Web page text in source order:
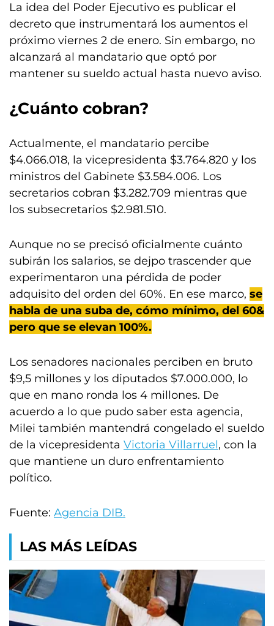
La idea del Poder Ejecutivo es publicar el
decreto que instrumentará los aumentos el
próximo viernes 2 de enero. Sin embargo, no
alcanzará al mandatario que optó por
mantener su sueldo actual hasta nuevo aviso.
¿Cuánto cobran?
Actualmente, el mandatario percibe
$4.066.018, la vicepresidenta $3.764.820 y los
ministros del Gabinete $3.584.006. Los
secretarios cobran $3.282.709 mientras que
los subsecretarios $2.981.510.
Aunque no se precisó oficialmente cuánto
subirán los salarios, se dejpo trascender que
experimentaron una pérdida de poder
adquisito del orden del 60%. En ese marco, se
habla de una suba de, cómo mínimo, del 60&
pero que se elevan 100%.
Los senadores nacionales perciben en bruto
$9,5 millones y los diputados $7.000.000, lo
que en mano ronda los 4 millones. De
acuerdo a lo que pudo saber esta agencia,
Milei también mantendrá congelado el sueldo
de la vicepresidenta Victoria Villarruel, con la
que mantiene un duro enfrentamiento
político.
Fuente: Agencia DIB.
LAS MÁS LEÍDAS